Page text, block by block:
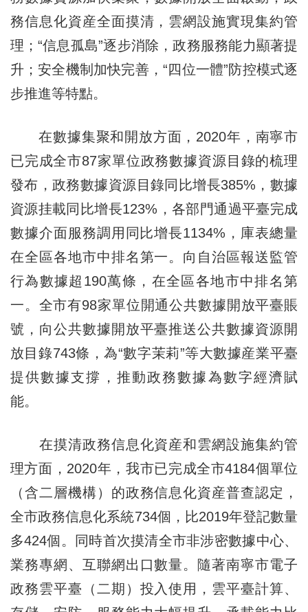
務信息化資産全面摸清，雲網設施實現集約管
理；“信息孤島”逐步消除，政務服務能力顯著提
升；安全機制加快完善，“四位一體”防控模式逐
步推進等特點。
在數據集聚和開放方面，2020年，南寧市
已完成全市87家單位政務數據資源目錄的梳理
發布，政務數據資源目錄同比增長385%，數據
資源挂載同比增長123%，各部門通過平臺完成
數據介面服務調用同比增長1134%，庫表總量
在全區各地市中排名第一。向自治區報送監管
行為數據超190萬條，在全區各地市中排名第
一。全市有98家單位開通公共數據開放平臺賬
號，向公共數據開放平臺推送公共數據資源開
放目錄743條，為“數字茉莉”等大數據産業平臺
提供數據支撐，推動政務數據為數字經濟賦
能。
在摸清政務信息化資産和雲網設施集約管
理方面，2020年，我市已完成全市4184個單位
（含二層機構）的政務信息化資産普查認定，
全市政務信息化系統734個，比2019年登記數量
多424個。同時首次摸清全市非涉密數據中心、
業務專網、互聯網出口數量。隨著南寧市電子
政務雲平臺（二期）投入使用，雲平臺計算、